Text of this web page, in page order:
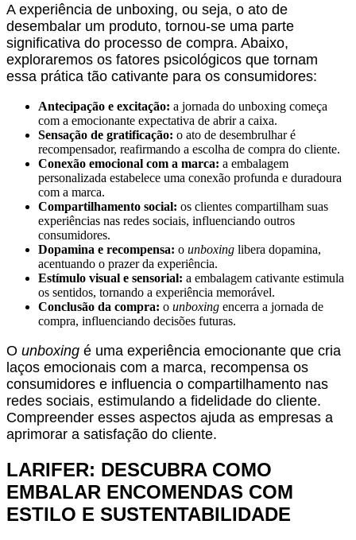
A experiência de unboxing, ou seja, o ato de
desembalar um produto, tornou-se uma parte
significativa do processo de compra. Abaixo,
exploraremos os fatores psicológicos que tornam
essa prática tão cativante para os consumidores:
Antecipação e excitação: a jornada do unboxing começa
com a emocionante expectativa de abrir a caixa.
Sensação de gratificação: o ato de desembrulhar é
recompensador, reafirmando a escolha de compra do cliente.
Conexão emocional com a marca: a embalagem
personalizada estabelece uma conexão profunda e duradoura
com a marca.
Compartilhamento social: os clientes compartilham suas
experiências nas redes sociais, influenciando outros
consumidores.
Dopamina e recompensa: o unboxing libera dopamina,
acentuando o prazer da experiência.
Estímulo visual e sensorial: a embalagem cativante estimula
os sentidos, tornando a experiência memorável.
Conclusão da compra: o unboxing encerra a jornada de
compra, influenciando decisões futuras.
O unboxing é uma experiência emocionante que cria
laços emocionais com a marca, recompensa os
consumidores e influencia o compartilhamento nas
redes sociais, estimulando a fidelidade do cliente.
Compreender esses aspectos ajuda as empresas a
aprimorar a satisfação do cliente.
LARIFER: DESCUBRA COMO
EMBALAR ENCOMENDAS COM
ESTILO E SUSTENTABILIDADE